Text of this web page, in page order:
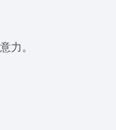
力。